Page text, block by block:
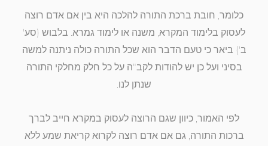
כלומר, חובת ברכת התורה להלכה היא בין אם אדם רוצה
לעסוק בלימוד המקרא, משנה או לימוד גמרא. בלבוש (סע'
ב') ביאר כי טעם הדבר הוא שכל התורה כולה ניתנה למשה
בסיני ועל כן יש להודות לקב"ה על כל חלק מחלקי התורה
שנתן לנו.
לפי האמור, כיוון שגם הרוצה לעסוק במקרא חייב לברך
ברכות התורה, גם אם אדם רוצה לקרוא קריאת שמע ללא